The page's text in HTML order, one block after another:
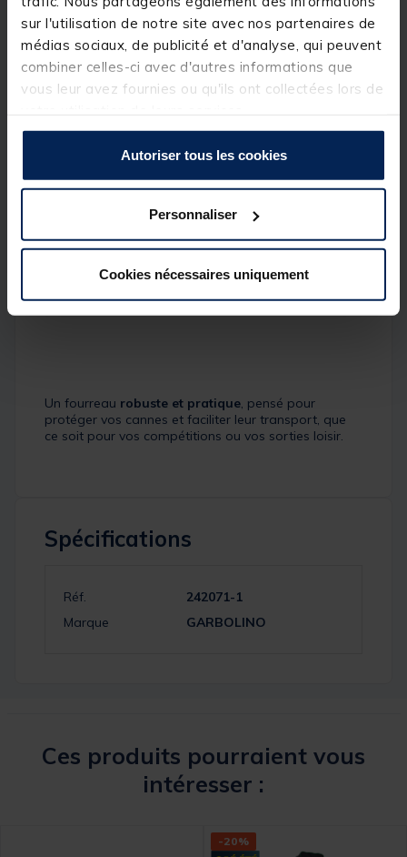
sur l'utilisation de notre site avec nos partenaires de
médias sociaux, de publicité et d'analyse, qui peuvent
combiner celles-ci avec d'autres informations que
vous leur avez fournies ou qu'ils ont collectées lors de
Autoriser tous les cookies
Personnaliser
Cookies nécessaires uniquement
Poignée de sortiepratique pour extraire le
fourreau facilement du coffre
Poche extérieure(158 x 24 x 5 cm) avec
double zip pour ranger accessoires, épuisettes
ou bourriches
Zips bicolores: tissu noir avec dents bleues,
Un fourreau robuste et pratique , pensé pour
protéger vos cannes et faciliter leur transport, que
ce soit pour vos compétitions ou vos sorties loisir.
Spécifications
Réf.
242071-1
Marque
GARBOLINO
Ces produits pourraient vous
intéresser :
-20%